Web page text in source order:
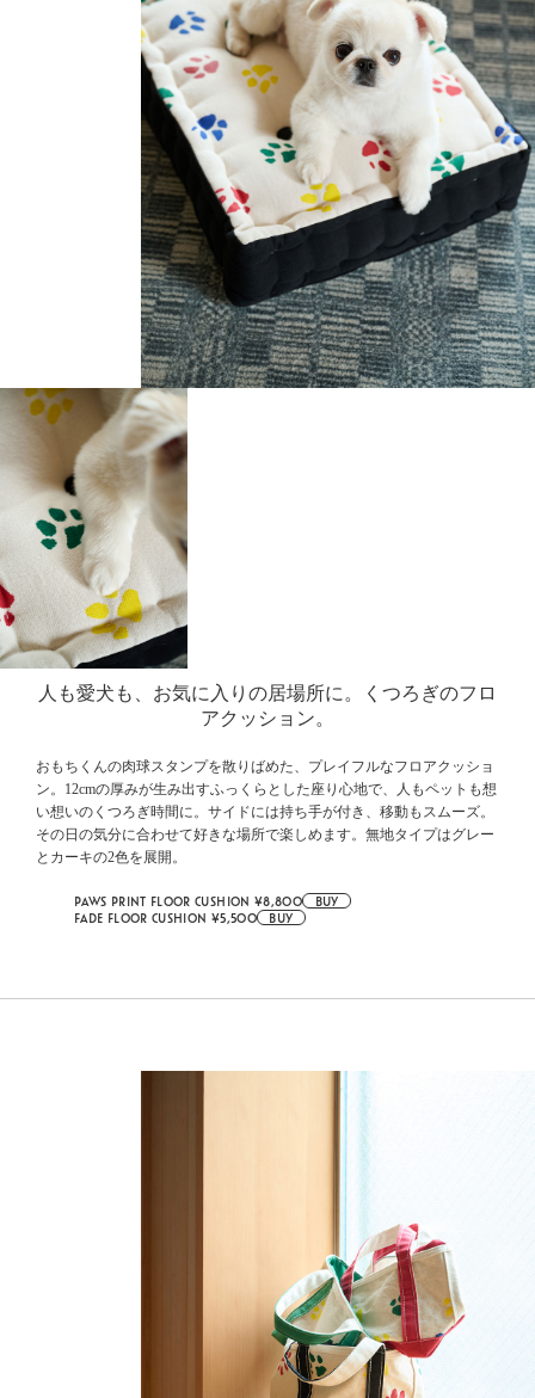
人も愛犬も、お気に入りの居場所に。
くつろぎのフロ
アクッション。
おもちくんの肉球スタンプを散りばめた、プレイフルなフロアクッショ
ン。12cmの厚みが生み出すふっくらとした座り心地で、人もペットも想
い想いのくつろぎ時間に。サイドには持ち手が付き、移動もスムーズ。
その日の気分に合わせて好きな場所で楽しめます。無地タイプはグレー
とカーキの2色を展開。
PAWS PRINT FLOOR CUSHION ¥8,800
BUY
FADE FLOOR CUSHION ¥5,500
BUY